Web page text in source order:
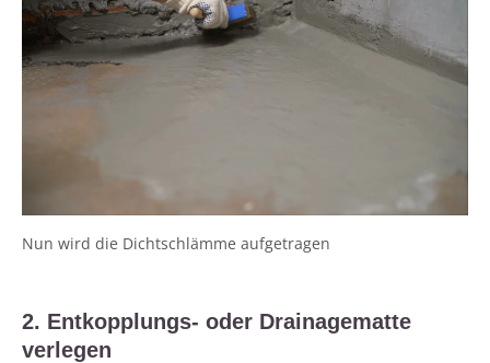
Nun wird die Dichtschlämme aufgetragen
2. Entkopplungs- oder Drainagematte
verlegen